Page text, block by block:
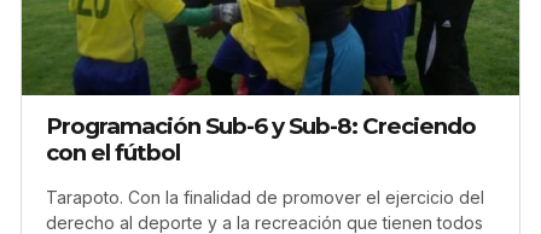
Programación Sub-6 y Sub-8: Creciendo
con el fútbol
Tarapoto. Con la finalidad de promover el ejercicio del
derecho al deporte y a la recreación que tienen todos